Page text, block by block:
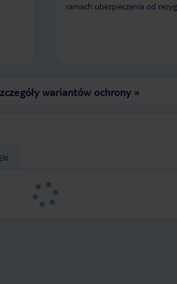
ramach ubezpieczenia od
wariantów ochrony»